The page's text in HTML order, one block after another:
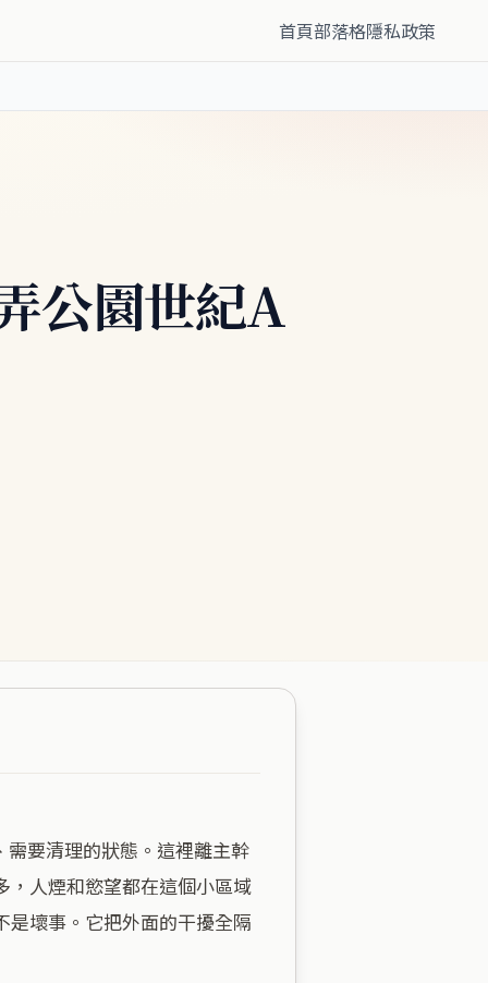
首頁部落格隱私政策
公園世紀A
，人煙和慾望都在這個小區域
壞事。它把外面的干擾全隔